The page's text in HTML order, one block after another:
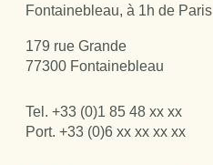
Fontainebleau, à 1h de Paris
179 rue Grande
77300 Fontainebleau
Tel. +33 (0)1 85 48 xx xx
Port. +33 (0)6 xx xx xx xx